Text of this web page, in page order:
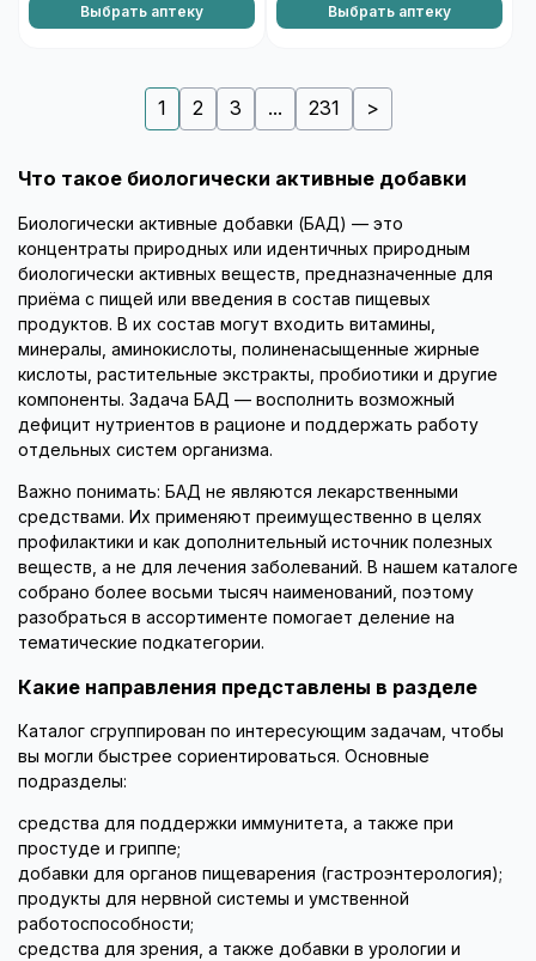
Выбрать аптеку Выбрать аптеку
1 2 3 ... 231 >
Что такое биологически активные добавки
Биологически активные добавки (БАД) — это
концентраты природных или идентичных природным
биологически активных веществ, предназначенные для
приёма с пищей или введения в состав пищевых
продуктов. В их состав могут входить витамины,
минералы, аминокислоты, полиненасыщенные жирные
кислоты, растительные экстракты, пробиотики и другие
компоненты. Задача БАД — восполнить возможный
дефицит нутриентов в рационе и поддержать работу
отдельных систем организма.
Важно понимать: БАД не являются лекарственными
средствами. Их применяют преимущественно в целях
профилактики и как дополнительный источник полезных
веществ, а не для лечения заболеваний. В нашем каталоге
собрано более восьми тысяч наименований, поэтому
разобраться в ассортименте помогает деление на
тематические подкатегории.
Какие направления представлены в разделе
Каталог сгруппирован по интересующим задачам, чтобы
вы могли быстрее сориентироваться. Основные
подразделы:
средства для поддержки иммунитета, а также при
простуде и гриппе;
добавки для органов пищеварения (гастроэнтерология);
продукты для нервной системы и умственной
работоспособности;
средства для зрения, а также добавки в урологии и